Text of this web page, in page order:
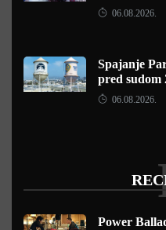
06.08.2026.
Spajanje
pred sudom
06.08.2026.
Power